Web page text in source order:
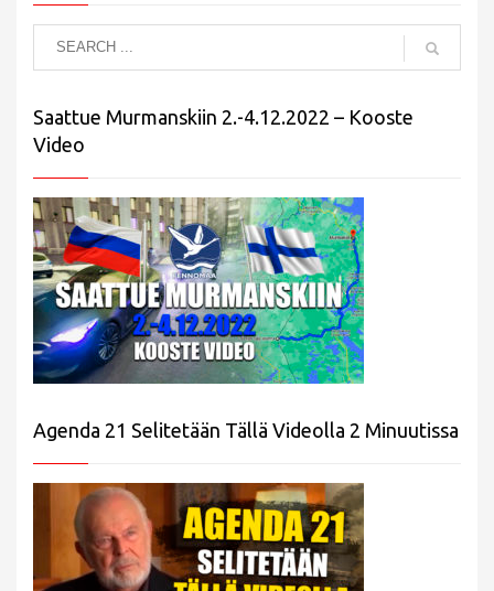
Saattue Murmanskiin 2.-4.12.2022 – Kooste
Video
Agenda 21 Selitetään Tällä Videolla 2 Minuutissa